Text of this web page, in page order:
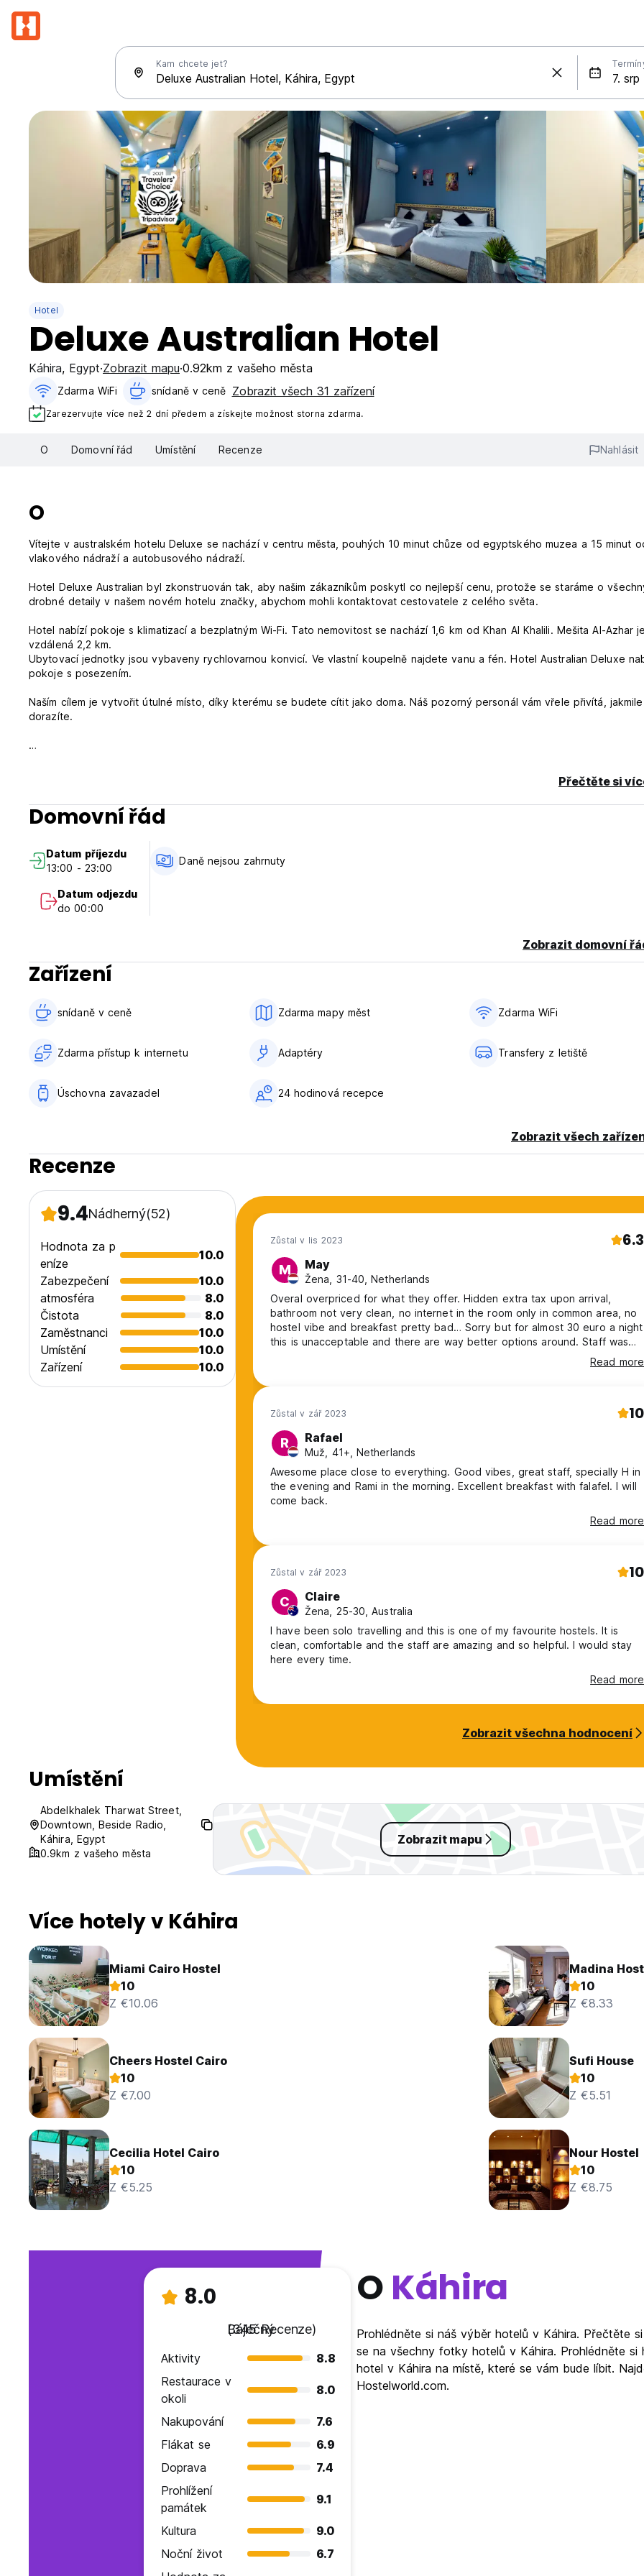
Kam chcete jet?
Hotel
Deluxe Australian Hotel
Káhira, Egypt Zobrazit mapu 0.92km z vašeho města
Zdarma WiFi snídaně v ceně‎ Zobrazit všech 31 zařízení
Zarezervujte více než 2 dní předem a získejte možnost storna zdarma.
O Domovní řád Umístění Recenze Nahlásit
O
Vítejte v australském hotelu Deluxe se nachází v centru města, pouhých 10 minut chůze od egyptského muzea a 15 minut
vlakového nádraží a autobusového nádraží.
Hotel Deluxe Australian byl zkonstruován tak, aby našim zákazníkům poskytl co nejlepší cenu, protože se staráme o
drobné detaily v našem novém hotelu značky, abychom mohli kontaktovat cestovatele z celého světa.
Hotel nabízí pokoje s klimatizací a bezplatným Wi-Fi. Tato nemovitost se nachází 1,6 km od Khan Al Khalili. Mešita Al-Azhar
vzdálená 2,2 km.
Ubytovací jednotky jsou vybaveny rychlovarnou konvicí. Ve vlastní koupelně najdete vanu a fén. Hotel Australian Deluxe
pokoje s posezením.
Naším cílem je vytvořit útulné místo, díky kterému se budete cítit jako doma. Náš pozorný personál vám vřele přivítá, jakmile
dorazíte.
Storno podmínky: 24h před příjezdem. V případě pozdního zrušení nebo No Show, bude vám účtována první noc pobytu.
Platba při příjezdu kreditními kartami, debetní kartou.
Včetně daní.
Včetně snídaně.
Přečtěte si
Domovní řád
Datum příjezdu
13:00 - 23:00
Datum odjezdu
do 00:00
Daně nejsou zahrnuty
Zobrazit domovní
Zařízení
snídaně v ceně‎ Zdarma mapy měst Zdarma WiFi
Zdarma přístup k internetu Adaptéry Transfery z letiště
Úschovna zavazadel 24 hodinová recepce
Zobrazit všech
Recenze
9.4Nádherný(52)
Hodnota za p
eníze
10.0
Zabezpečení
10.0
atmosféra
8.0
Čistota
8.0
Zaměstnanci
10.0
Umístění
10.0
Zařízení
10.0
Zůstal v lis 2023 6.3
M May
Žena, 31-40, Netherlands
Overal overpriced for what they offer. Hidden extra tax upon arrival,
bathroom not very clean, no internet in the room only in common area, no
hostel vibe and breakfast pretty bad… Sorry but for almost 30 euro a night
this is unacceptable and there are way better options around. Staff was
Read more
Zůstal v zář 2023 10
R Rafael
Muž, 41+, Netherlands
Awesome place close to everything. Good vibes, great staff, specially H in
the evening and Rami in the morning. Excellent breakfast with falafel. I will
come back.
Read more
Zůstal v zář 2023 10
C Claire
Žena, 25-30, Australia
I have been solo travelling and this is one of my favourite hostels. It is
clean, comfortable and the staff are amazing and so helpful. I would stay
here every time.
Read more
Zobrazit všechna hodnocení
Umístění
Abdelkhalek Tharwat Street,
Downtown, Beside Radio,
Káhira, Egypt
0.9km z vašeho města
Zobrazit mapu
Více hotely v Káhira
Miami Cairo Hostel
10
Z €10.06
Madina
10
Z €8.33
Cheers Hostel Cairo
10
Z €7.00
Sufi House
10
Z €5.51
Cecilia Hotel Cairo
10
Z €5.25
Nour Hostel
10
Z €8.75
8.0
Báječný
(345 Recenze)
Aktivity
8.8
Restaurace v
okoli
8.0
Nakupování
7.6
Flákat se
6.9
Doprava
7.4
Prohlížení
památek
9.1
Kultura
9.0
Noční život
6.7
O Káhira
Prohlédněte si náš výběr hotelů v Káhira. Přečtěte
se na všechny fotky hotelů v Káhira. Prohlédněte
hotel v Káhira na místě, které se vám bude líbit.
Hostelworld.com.